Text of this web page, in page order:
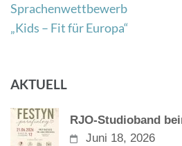
Sprachenwettbewerb
„Kids – Fit für Europa“
AKTUELL
RJO-Studioband
Juni 18, 2026